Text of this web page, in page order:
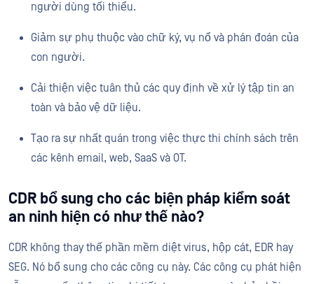
người dùng tối thiểu.
Giảm sự phụ thuộc vào chữ ký, vụ nổ và phán đoán của
con người.
Cải thiện việc tuân thủ các quy định về xử lý tập tin an
toàn và bảo vệ dữ liệu.
Tạo ra sự nhất quán trong việc thực thi chính sách trên
các kênh email, web, SaaS và OT.
CDR bổ sung cho các biện pháp kiểm soát
an ninh hiện có như thế nào?
CDR không thay thế phần mềm diệt virus, hộp cát, EDR hay
SEG. Nó bổ sung cho các công cụ này. Các công cụ phát hiện